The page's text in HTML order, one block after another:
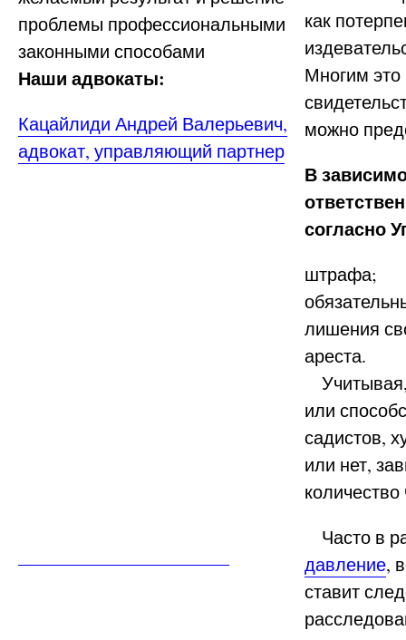
проблемы профессиональными
законными способами
Наши адвокаты:
Кацайлиди Андрей Валерьевич,
адвокат, управляющий партнер
как
Многим это
можно
В
согласно
штрафа;
лишения
ареста.
или
садистов,
или нет,
Часто в
давление,
ставит